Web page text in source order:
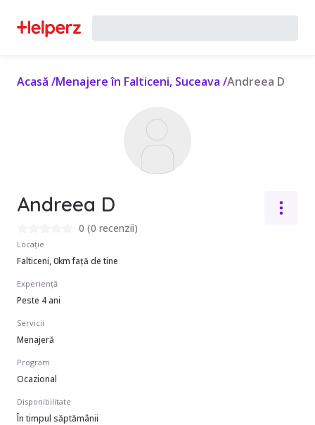
Acasă /Menajere în Falticeni, Suceava /Andreea D
Andreea D
0 (0 recenzii)
Locație
Falticeni, 0km față de tine
Experiență
Peste 4 ani
Servicii
Menajeră
Program
Ocazional
Disponibilitate
În timpul săptămânii